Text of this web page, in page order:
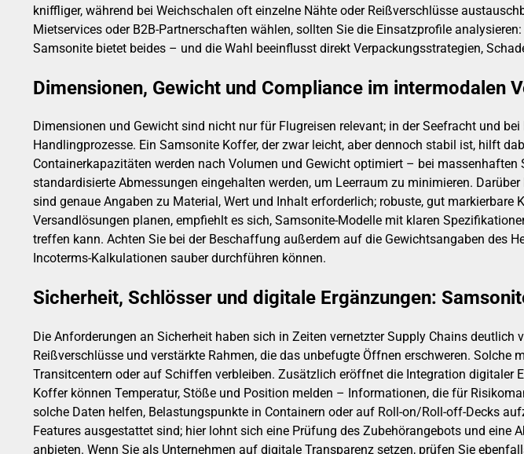
kniffliger, während bei Weichschalen oft einzelne Nähte oder Reißverschlüsse
Mietservices oder B2B-Partnerschaften wählen, sollten Sie die Einsatzprofile
Samsonite bietet beides – und die Wahl beeinflusst direkt Verpackungsstrategien,
Dimensionen, Gewicht und Compliance im intermodalen
Dimensionen und Gewicht sind nicht nur für Flugreisen relevant; in der Seefracht und
Handlingprozesse. Ein Samsonite Koffer, der zwar leicht, aber dennoch stabil ist, hilft
Containerkapazitäten werden nach Volumen und Gewicht optimiert – bei
standardisierte Abmessungen eingehalten werden, um Leerraum zu minimieren.
sind genaue Angaben zu Material, Wert und Inhalt erforderlich; robuste, gut
Versandlösungen planen, empfiehlt es sich, Samsonite-Modelle mit klaren
treffen kann. Achten Sie bei der Beschaffung außerdem auf die Gewichtsangaben des
Incoterms-Kalkulationen sauber durchführen können.
Sicherheit, Schlösser und digitale Ergänzungen:
Die Anforderungen an Sicherheit haben sich in Zeiten vernetzter Supply Chains
Reißverschlüsse und verstärkte Rahmen, die das unbefugte Öffnen erschweren.
Transitcentern oder auf Schiffen verbleiben. Zusätzlich eröffnet die Integration digitaler
Koffer können Temperatur, Stöße und Position melden – Informationen, die für
solche Daten helfen, Belastungspunkte in Containern oder auf Roll-on/Roll-off-Decks
Features ausgestattet sind; hier lohnt sich eine Prüfung des Zubehörangebots und
anbieten. Wenn Sie als Unternehmen auf digitale Transparenz setzen, prüfen Sie